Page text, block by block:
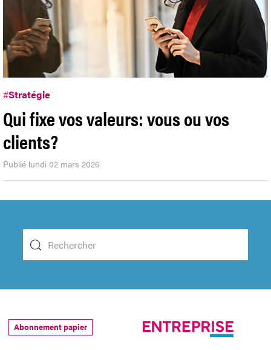
#Stratégie
Qui fixe vos valeurs: vous ou vos
clients?
Publié lundi 02 mars 2026
Abonnement papier